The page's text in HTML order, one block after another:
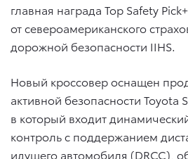
главная награда Top Safety Pick+
от североамериканского
дорожной безопасности IIHS.
Новый кроссовер оснащен
активной безопасности Toyota
в который входит
контроль с поддержанием
идущего автомобиля (DRCC),